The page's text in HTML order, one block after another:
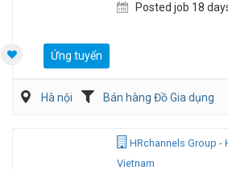
Posted job 18
Ứng tuyển
Hà nội Bán hàng Đồ Gia dụng
HRchannels Group -
Vietnam